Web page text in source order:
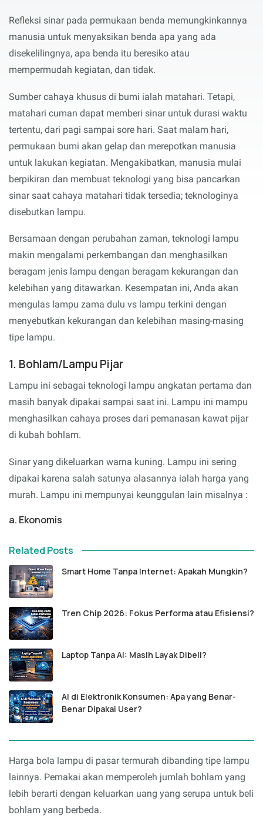
Refleksi sinar pada permukaan benda memungkinkannya
manusia untuk menyaksikan benda apa yang ada
disekelilingnya, apa benda itu beresiko atau
mempermudah kegiatan, dan tidak.
Sumber cahaya khusus di bumi ialah matahari. Tetapi,
matahari cuman dapat memberi sinar untuk durasi waktu
tertentu, dari pagi sampai sore hari. Saat malam hari,
permukaan bumi akan gelap dan merepotkan manusia
untuk lakukan kegiatan. Mengakibatkan, manusia mulai
berpikiran dan membuat teknologi yang bisa pancarkan
sinar saat cahaya matahari tidak tersedia; teknologinya
disebutkan lampu.
Bersamaan dengan perubahan zaman, teknologi lampu
makin mengalami perkembangan dan menghasilkan
beragam jenis lampu dengan beragam kekurangan dan
kelebihan yang ditawarkan. Kesempatan ini, Anda akan
mengulas lampu zama dulu vs lampu terkini dengan
menyebutkan kekurangan dan kelebihan masing-masing
tipe lampu.
1. Bohlam/Lampu Pijar
Lampu ini sebagai teknologi lampu angkatan pertama dan
masih banyak dipakai sampai saat ini. Lampu ini mampu
menghasilkan cahaya proses dari pemanasan kawat pijar
di kubah bohlam.
Sinar yang dikeluarkan warna kuning. Lampu ini sering
dipakai karena salah satunya alasannya ialah harga yang
murah. Lampu ini mempunyai keunggulan lain misalnya :
a. Ekonomis
Related Posts
Smart Home Tanpa Internet: Apakah Mungkin?
Tren Chip 2026: Fokus Performa atau Efisiensi?
Laptop Tanpa AI: Masih Layak Dibeli?
AI di Elektronik Konsumen: Apa yang Benar-
Benar Dipakai User?
Harga bola lampu di pasar termurah dibanding tipe lampu
lainnya. Pemakai akan memperoleh jumlah bohlam yang
lebih berarti dengan keluarkan uang yang serupa untuk beli
bohlam yang berbeda.